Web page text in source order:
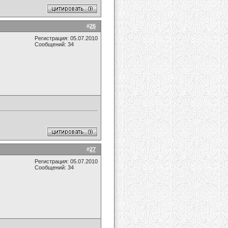
#26
Регистрация: 05.07.2010
Сообщений: 34
#27
Регистрация: 05.07.2010
Сообщений: 34